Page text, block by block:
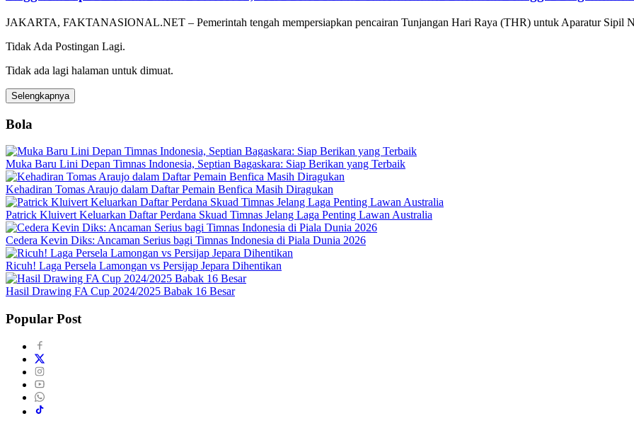
JAKARTA, FAKTANASIONAL.NET – Pemerintah tengah mempersiapkan pencairan Tunjangan Hari Raya (THR) untuk Aparatur Sipil
Tidak Ada Postingan Lagi.
Tidak ada lagi halaman untuk dimuat.
Selengkapnya
Bola
Muka Baru Lini Depan Timnas Indonesia, Septian Bagaskara: Siap Berikan yang Terbaik
Kehadiran Tomas Araujo dalam Daftar Pemain Benfica Masih Diragukan
Patrick Kluivert Keluarkan Daftar Perdana Skuad Timnas Jelang Laga Penting Lawan Australia
Cedera Kevin Diks: Ancaman Serius bagi Timnas Indonesia di Piala Dunia 2026
Ricuh! Laga Persela Lamongan vs Persijap Jepara Dihentikan
Hasil Drawing FA Cup 2024/2025 Babak 16 Besar
Popular Post